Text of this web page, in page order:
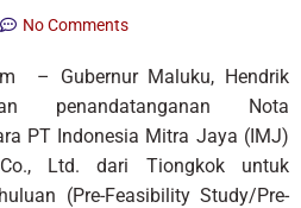
No Comments
– Gubernur Maluku, Hendrik
penandatanganan Nota
PT Indonesia Mitra Jaya (IMJ)
Ltd. dari Tiongkok untuk
(Pre-Feasibility Study/Pre-